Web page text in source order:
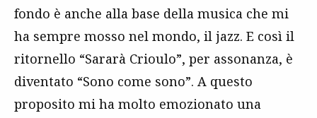
fondo è anche alla base della musica che mi
ha sempre mosso nel mondo, il jazz. E così il
ritornello “Sararà Crioulo”, per assonanza, è
diventato “Sono come sono”. A questo
proposito mi ha molto emozionato una